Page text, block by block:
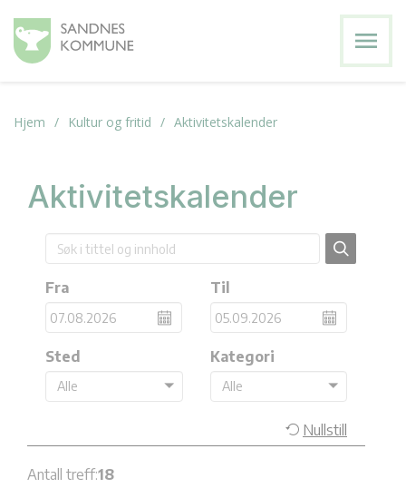
menu
Hjem Kultur og fritid Aktivitetskalender
Aktivitetskalender